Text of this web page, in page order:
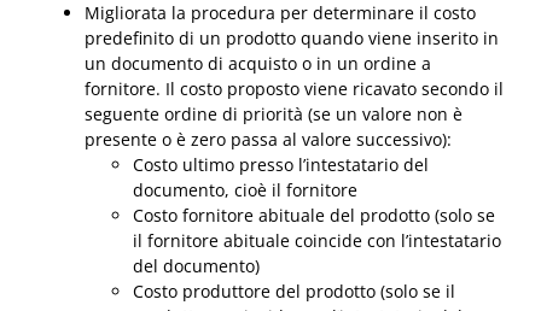
Migliorata la procedura per determinare il costo
predefinito di un prodotto quando viene inserito in
un documento di acquisto o in un ordine a
fornitore. Il costo proposto viene ricavato secondo il
seguente ordine di priorità (se un valore non è
presente o è zero passa al valore successivo):
Costo ultimo presso l’intestatario del
documento, cioè il fornitore
Costo fornitore abituale del prodotto (solo se
il fornitore abituale coincide con l’intestatario
del documento)
Costo produttore del prodotto (solo se il